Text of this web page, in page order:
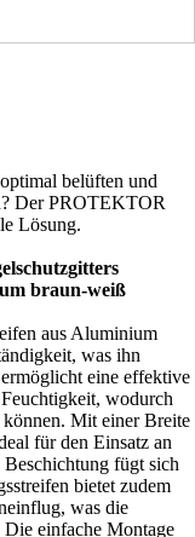
belüften und
Der PROTEKTOR
Lösung.
braun-weiß
aus Aluminium
was ihn
eine effektive
wodurch
können. Mit einer Breite
für den Einsatz an
fügt sich
bietet zudem
was die
einfache Montage